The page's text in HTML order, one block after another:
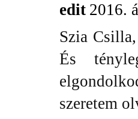
edit 2016.
Szia
És
szeretem